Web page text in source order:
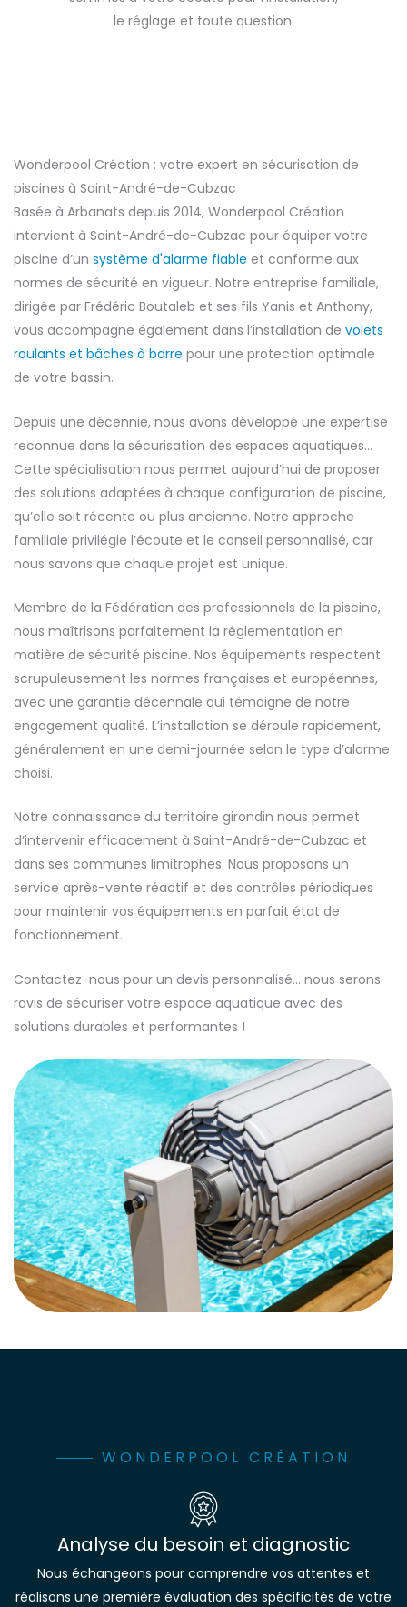
le réglage et toute question.
Wonderpool Création : votre expert en sécurisation de
piscines à Saint-André-de-Cubzac
Basée à Arbanats depuis 2014, Wonderpool Création
intervient à Saint-André-de-Cubzac pour équiper votre
piscine d’un système d'alarme fiable et conforme aux
normes de sécurité en vigueur. Notre entreprise familiale,
dirigée par Frédéric Boutaleb et ses fils Yanis et Anthony,
vous accompagne également dans l’installation de volets
roulants et bâches à barre pour une protection optimale
de votre bassin.
Depuis une décennie, nous avons développé une expertise
reconnue dans la sécurisation des espaces aquatiques…
Cette spécialisation nous permet aujourd’hui de proposer
des solutions adaptées à chaque configuration de piscine,
qu’elle soit récente ou plus ancienne. Notre approche
familiale privilégie l’écoute et le conseil personnalisé, car
nous savons que chaque projet est unique.
Membre de la Fédération des professionnels de la piscine,
nous maîtrisons parfaitement la réglementation en
matière de sécurité piscine. Nos équipements respectent
scrupuleusement les normes françaises et européennes,
avec une garantie décennale qui témoigne de notre
engagement qualité. L’installation se déroule rapidement,
généralement en une demi-journée selon le type d’alarme
choisi.
Notre connaissance du territoire girondin nous permet
d’intervenir efficacement à Saint-André-de-Cubzac et
dans ses communes limitrophes. Nous proposons un
service après-vente réactif et des contrôles périodiques
pour maintenir vos équipements en parfait état de
fonctionnement.
Contactez-nous pour un devis personnalisé… nous serons
ravis de sécuriser votre espace aquatique avec des
solutions durables et performantes !
WONDERPOOL CRÉATION
Notre processus d’intervention
Analyse du besoin et diagnostic
Nous échangeons pour comprendre vos attentes et
réalisons une première évaluation des spécificités de votre